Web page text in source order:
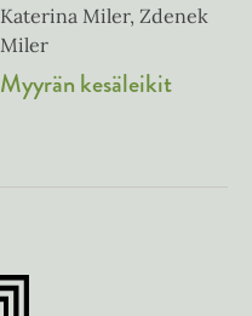
Katerina Miler, Zdenek
Miler
Myyrän kesäleikit